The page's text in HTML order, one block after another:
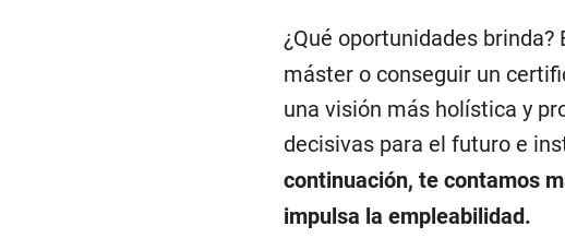
¿Qué oportunidades brinda?
máster o conseguir un
una visión más holística y
decisivas para el futuro e
continuación, te contamos
impulsa la empleabilidad.